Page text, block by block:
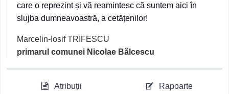
care o reprezint și vă reamintesc că suntem aici în
slujba dumneavoastră, a cetățenilor!
Marcelin-Iosif TRIFESCU
primarul comunei Nicolae Bălcescu
Atribuții Rapoarte